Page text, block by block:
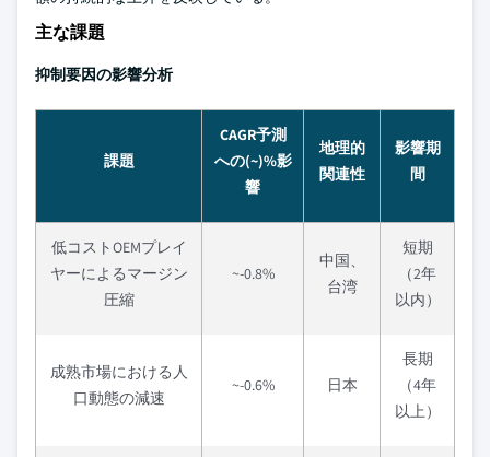
主な課題
抑制要因の影響分析
課題
CAGR予測
への(~)%影
響
地理的
関連性
影響期
間
低コストOEMプレイ
ヤーによるマージン
圧縮
~-0.8%
中国、
台湾
短期
（2年
以内）
成熟市場における人
口動態の減速
~-0.6% 日本
長期
（4年
以上）